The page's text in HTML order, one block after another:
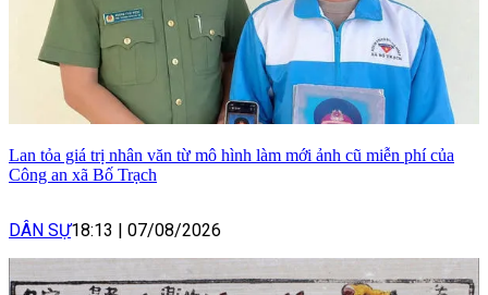
Lan tỏa giá trị nhân văn từ mô hình làm mới ảnh cũ miễn phí của
Công an xã Bố Trạch
DÂN SỰ18:13 07/08/2026